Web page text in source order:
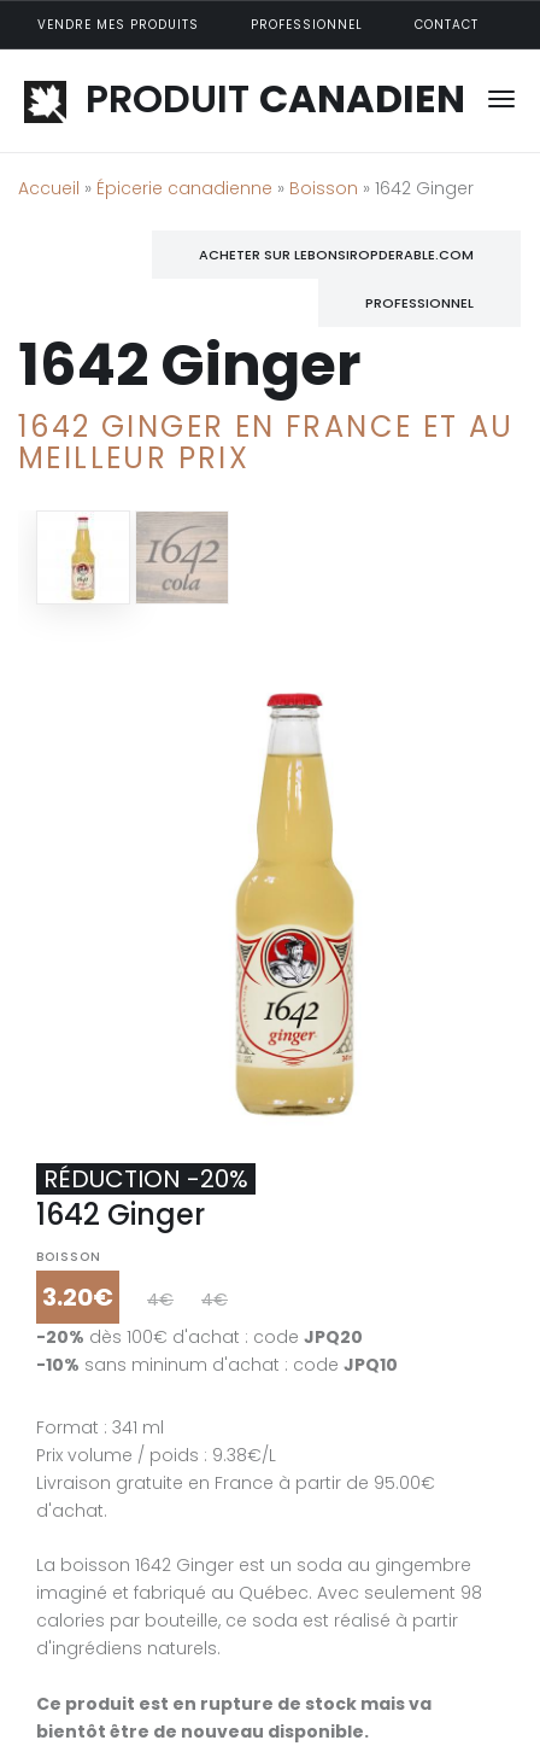
Aller au contenu principal
VENDRE MES PRODUITS PROFESSIONNEL CONTACT
PRODUIT CANADIEN
Accueil » Épicerie canadienne » Boisson » 1642 Ginger
ACHETER SUR LEBONSIROPDERABLE.COM
PROFESSIONNEL
1642 Ginger
1642 GINGER EN FRANCE ET AU
MEILLEUR PRIX
1642 Ginger
BOISSON
3.20€ 4€
4€
-20% dès 100€ d'achat : code JPQ20
-10% sans mininum d'achat : code JPQ10
RÉDUCTION -20%
Format : 341 ml
Prix volume / poids : 9.38€/L
Livraison gratuite en France à partir de 95.00€
d'achat.
La boisson 1642 Ginger est un soda au gingembre
imaginé et fabriqué au Québec. Avec seulement 98
calories par bouteille, ce soda est réalisé à partir
d'ingrédiens naturels.
Ce produit est en rupture de stock mais va
bientôt être de nouveau disponible.